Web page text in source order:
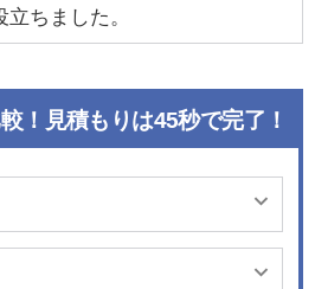
ちました。
！見積もりは45秒で完了！